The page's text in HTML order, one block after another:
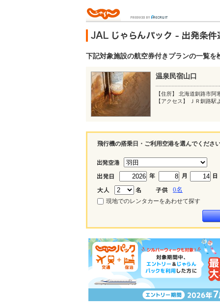
下記対象施設の航空券付きプランの一覧を
温泉民宿山口
【住所】 北海道釧路市
【アクセス】 ＪＲ釧路
飛行機の搭乗日・ご利用空港を選んでくださ
0名
現地でのレンタカーをあわせて探す